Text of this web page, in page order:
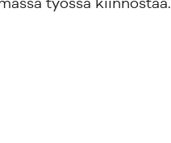
työssä kiinnostaa.